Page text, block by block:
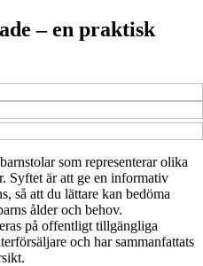
– en praktisk
som representerar olika
Syftet är att ge en informativ
så att du lättare kan bedöma
ålder och behov.
på offentligt tillgängliga
och har sammanfattats